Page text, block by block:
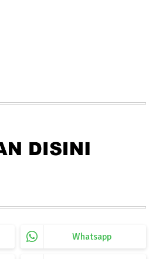
Whatsapp